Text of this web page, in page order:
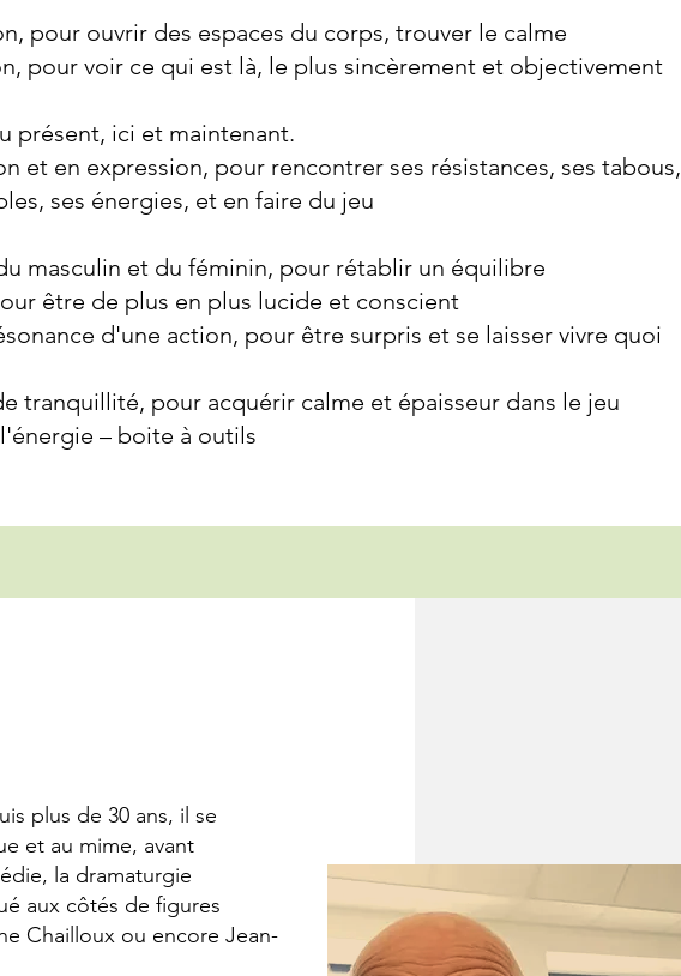
pour ouvrir des espaces du corps, trouver le calme
pour voir ce qui est là, le plus sincèrement et objectivement
présent, ici et maintenant.
et en expression, pour rencontrer ses résistances, ses tabous,
ses énergies, et en faire du jeu
masculin et du féminin, pour rétablir un équilibre
être de plus en plus lucide et conscient
d'une action, pour être surpris et se laisser vivre quoi
tranquillité, pour acquérir calme et épaisseur dans le jeu
– boite à outils
plus de 30 ans, il se
et au mime, avant
la dramaturgie
aux côtés de figures
Chailloux ou encore Jean-